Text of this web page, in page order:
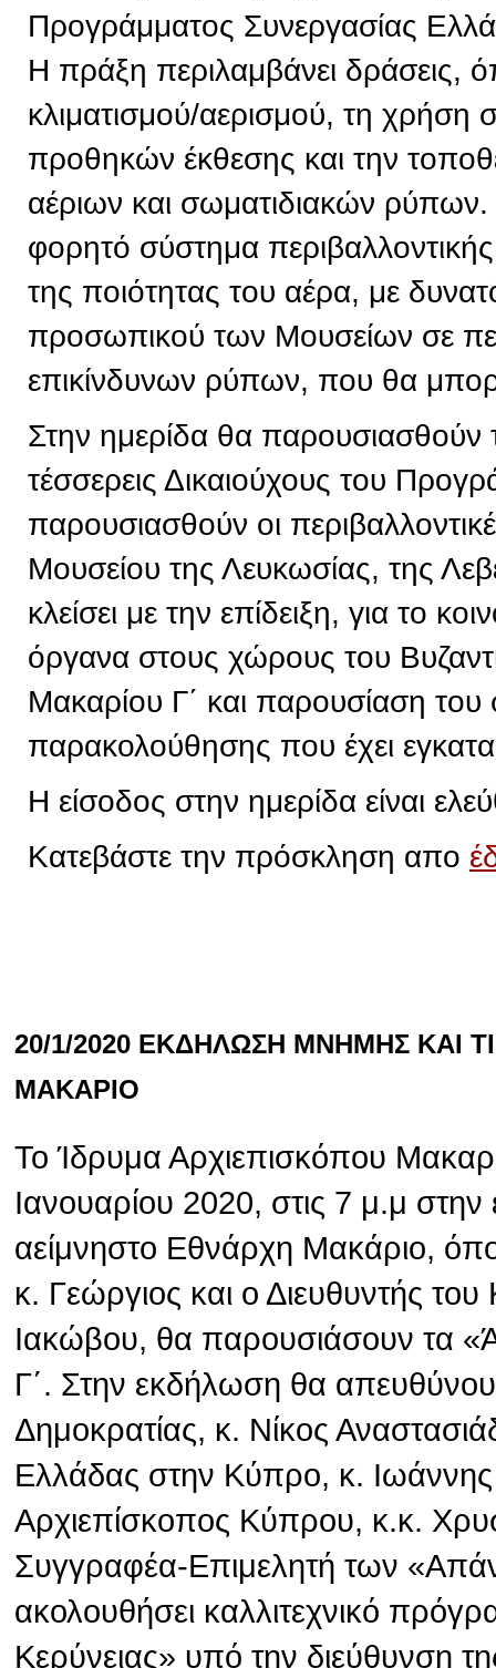
Προγράμματος Συνεργασίας
Η πράξη περιλαμβάνει δράσεις,
κλιματισμού/αερισμού, τη χρήση
προθηκών έκθεσης και την
αέριων και σωματιδιακών
φορητό σύστημα
της ποιότητας του αέρα, με
προσωπικού των Μουσείων σε
επικίνδυνων ρύπων, που θα
Στην ημερίδα θα
τέσσερεις Δικαιούχους του
παρουσιασθούν οι
Μουσείου της Λευκωσίας, της
κλείσει με την επίδειξη, για το
όργανα στους χώρους του
Μακαρίου Γ΄ και παρουσίαση του
παρακολούθησης που έχει
Η είσοδος στην ημερίδα είναι
Κατεβάστε την πρόσκληση απο
20/1/2020 ΕΚΔΗΛΩΣΗ ΜΝΗΜΗΣ ΚΑΙ
ΜΑΚΑΡΙΟ
Το Ίδρυμα Αρχιεπισκόπου
Ιανουαρίου 2020, στις 7 μ.μ
αείμνηστο Εθνάρχη Μακάριο,
κ. Γεώργιος και ο Διευθυντής
Ιακώβου, θα παρουσιάσουν τα
Γ΄. Στην εκδήλωση θα
Δημοκρατίας, κ. Νίκος
Ελλάδας στην Κύπρο, κ.
Αρχιεπίσκοπος Κύπρου, κ.κ.
Συγγραφέα-Επιμελητή των
ακολουθήσει καλλιτεχνικό
Κερύνειας» υπό την διεύθυνση